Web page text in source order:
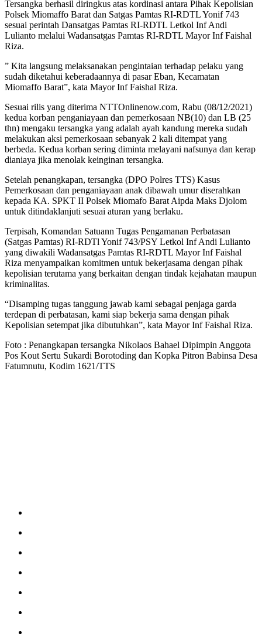
Tersangka berhasil diringkus atas kordinasi antara Pihak Kepolisian
Polsek Miomaffo Barat dan Satgas Pamtas RI-RDTL Yonif 743
sesuai perintah Dansatgas Pamtas RI-RDTL Letkol Inf Andi
Lulianto melalui Wadansatgas Pamtas RI-RDTL Mayor Inf Faishal
Riza.
” Kita langsung melaksanakan pengintaian terhadap pelaku yang
sudah diketahui keberadaannya di pasar Eban, Kecamatan
Miomaffo Barat”, kata Mayor Inf Faishal Riza.
Sesuai rilis yang diterima NTTOnlinenow.com, Rabu (08/12/2021)
kedua korban penganiayaan dan pemerkosaan NB(10) dan LB (25
thn) mengaku tersangka yang adalah ayah kandung mereka sudah
melakukan aksi pemerkosaan sebanyak 2 kali ditempat yang
berbeda. Kedua korban sering diminta melayani nafsunya dan kerap
dianiaya jika menolak keinginan tersangka.
Setelah penangkapan, tersangka (DPO Polres TTS) Kasus
Pemerkosaan dan penganiayaan anak dibawah umur diserahkan
kepada KA. SPKT II Polsek Miomafo Barat Aipda Maks Djolom
untuk ditindaklanjuti sesuai aturan yang berlaku.
Terpisah, Komandan Satuann Tugas Pengamanan Perbatasan
(Satgas Pamtas) RI-RDTl Yonif 743/PSY Letkol Inf Andi Lulianto
yang diwakili Wadansatgas Pamtas RI-RDTL Mayor Inf Faishal
Riza menyampaikan komitmen untuk bekerjasama dengan pihak
kepolisian terutama yang berkaitan dengan tindak kejahatan maupun
kriminalitas.
“Disamping tugas tanggung jawab kami sebagai penjaga garda
terdepan di perbatasan, kami siap bekerja sama dengan pihak
Kepolisian setempat jika dibutuhkan”, kata Mayor Inf Faishal Riza.
Foto : Penangkapan tersangka Nikolaos Bahael Dipimpin Anggota
Pos Kout Sertu Sukardi Borotoding dan Kopka Pitron Babinsa Desa
Fatumnutu, Kodim 1621/TTS